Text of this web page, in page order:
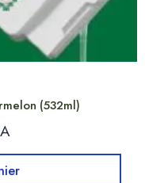
(532ml)